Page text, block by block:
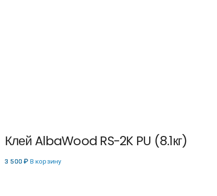
Клей AlbaWood RS-2K PU (8.1кг)
3 500₽ В корзину